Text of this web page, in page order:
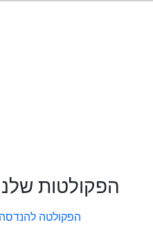
הפקולטות
הפקולטה להנדסה